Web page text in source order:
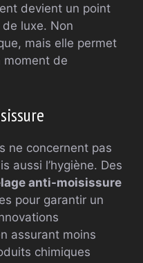
devient un point
luxe. Non
mais elle permet
moment de
ne concernent pas
aussi l’hygiène. Des
anti-moisissure
pour garantir un
assurant moins
chimiques